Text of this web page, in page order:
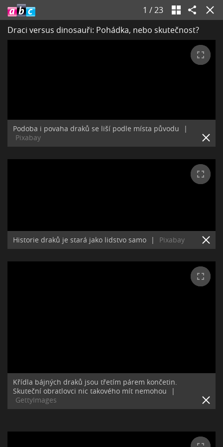
1 /23
Draci versus dinosauři: Pohádka, nebo skutečnost?
Podoba i povaha draků se liší podle místa původu
|
Pixabay
Historie draků je stará jako lidstvo samo | Pixabay
Křídla bájných draků jsou třetím párem končetin.
Skuteční obratlovci nic takového mít nemohou
|
GettyImages